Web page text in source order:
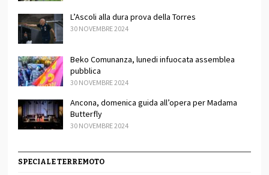
L’Ascoli alla dura prova della Torres
30 NOVEMBRE 2024
Beko Comunanza, lunedi infuocata assemblea
pubblica
30 NOVEMBRE 2024
Ancona, domenica guida all’opera per Madama
Butterfly
30 NOVEMBRE 2024
SPECIALE TERREMOTO